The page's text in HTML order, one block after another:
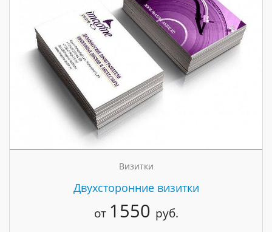
Визитки
Двухсторонние визитки
от 1550 руб.